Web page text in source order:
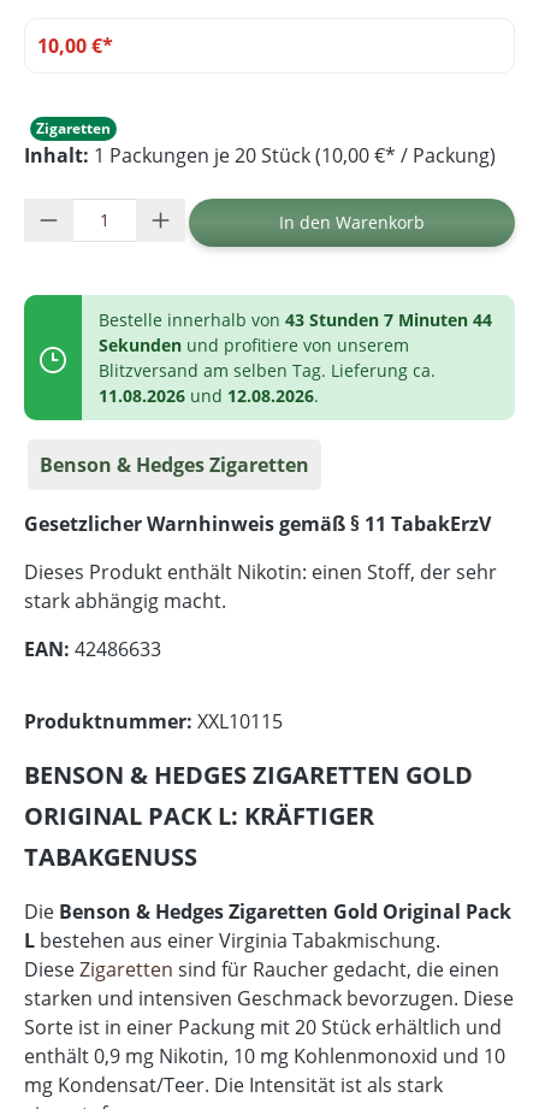
10,00 €*
Zigaretten
Inhalt: 1 Packungen je 20 Stück (10,00 €* / Packung)
Produkt Anzahl: Gib den gewünschten
In den Warenkorb
Bestelle innerhalb von 43 Stunden 7 Minuten 44
Sekunden und profitiere von unserem
Blitzversand am selben Tag. Lieferung ca.
11.08.2026 und 12.08.2026.
Benson & Hedges Zigaretten
Gesetzlicher Warnhinweis gemäß § 11 TabakErzV
Dieses Produkt enthält Nikotin: einen Stoff, der sehr
stark abhängig macht.
EAN: 42486633
Produktnummer: XXL10115
BENSON & HEDGES ZIGARETTEN GOLD
ORIGINAL PACK L: KRÄFTIGER
TABAKGENUSS
Die Benson & Hedges Zigaretten Gold Original Pack
L bestehen aus einer Virginia Tabakmischung.
DieseZigaretten sind für Raucher gedacht, die einen
starken und intensiven Geschmack bevorzugen. Diese
Sorte ist in einer Packung mit 20 Stück erhältlich und
enthält 0,9 mg Nikotin, 10 mg Kohlenmonoxid und 10
mg Kondensat/Teer. Die Intensität ist als stark